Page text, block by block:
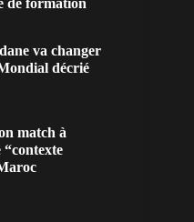
de formation
va changer
décrié
match à
“contexte